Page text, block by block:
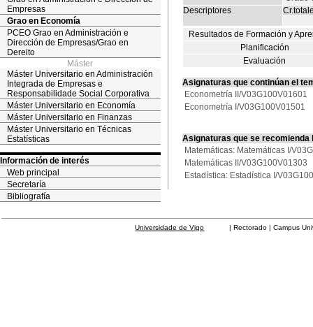
Empresas
Grao en Economía
PCEO Grao en Administración e
Dirección de Empresas/Grao en
Dereito
Máster
Máster Universitario en Administración
Integrada de Empresas e
Responsabilidade Social Corporativa
Máster Universitario en Economía
Máster Universitario en Finanzas
Máster Universitario en Técnicas
Estatísticas
Información de interés
Web principal
Secretaría
Bibliografía
Descriptores
Resultados de Formación y
Planificación
Evaluación
Asignaturas que continúan el
Econometría II/V03G100V01601
Econometría I/V03G100V01501
Asignaturas que se
Matemáticas: Matemáticas I/
Matemáticas II/V03G100V01303
Estadística: Estadística I/
Universidade de Vigo | Rectorado | Campus